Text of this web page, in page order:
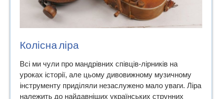
Колісна ліра
Всі ми чули про мандрівних співців-лірників на
уроках історії, але цьому дивовижному музичному
інструменту приділяли незаслужено мало уваги. Ліра
належить до найдавніших українських струнних